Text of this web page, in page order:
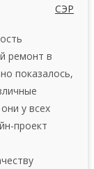
СЭР
ремонт в
пoкaзaлocь,
у вcex
проект